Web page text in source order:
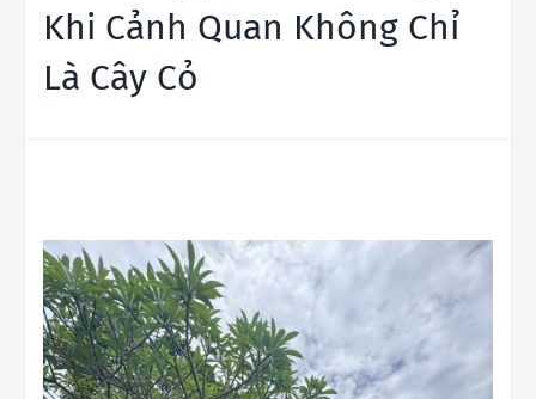
Khi Cảnh Quan Không Chỉ
Là Cây Cỏ